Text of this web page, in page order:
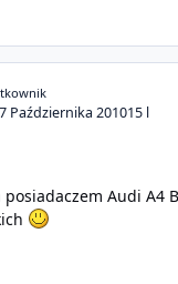
Października 201015 l
Audi A4